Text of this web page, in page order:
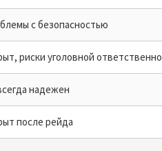
с безопасностью
риски уголовной
надежен
после рейда